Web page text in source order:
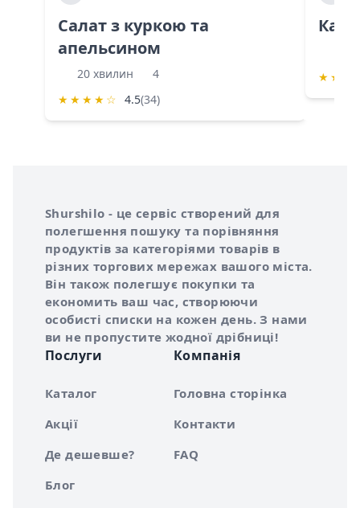
Салат з куркою та
апельсином
20 хвилин
4
★ ★ ★ ★ ☆ 4.5(34)
★ ★
Про сервіс Shurshilo
Shurshilo - це сервіс створений для
полегшення пошуку та порівняння
продуктів за категоріями товарів в
різних торгових мережах вашого міста.
Він також полегшує покупки та
економить ваш час, створюючи
особисті списки на кожен день. З нами
ви не пропустите жодної дрібниці!
Послуги
Каталог
Акції
Де дешевше?
Блог
Компанія
Головна сторінка
Контакти
FAQ